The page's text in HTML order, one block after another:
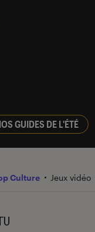
GUIDES DE L'ÉTÉ
Culture Jeux vidéo